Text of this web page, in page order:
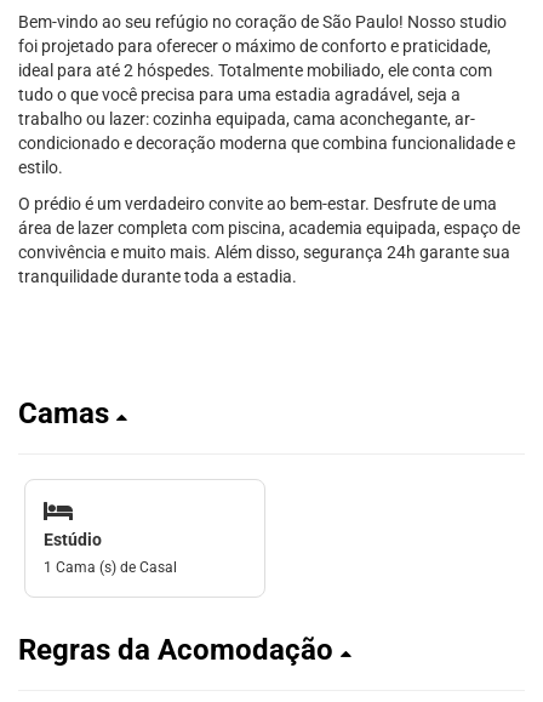
Bem-vindo ao seu refúgio no coração de São Paulo! Nosso studio
foi projetado para oferecer o máximo de conforto e praticidade,
ideal para até 2 hóspedes. Totalmente mobiliado, ele conta com
tudo o que você precisa para uma estadia agradável, seja a
trabalho ou lazer: cozinha equipada, cama aconchegante, ar-
condicionado e decoração moderna que combina funcionalidade e
estilo.
O prédio é um verdadeiro convite ao bem-estar. Desfrute de uma
área de lazer completa com piscina, academia equipada, espaço de
convivência e muito mais. Além disso, segurança 24h garante sua
tranquilidade durante toda a estadia.
Camas
Estúdio
1 Cama (s) de Casal
Regras da Acomodação